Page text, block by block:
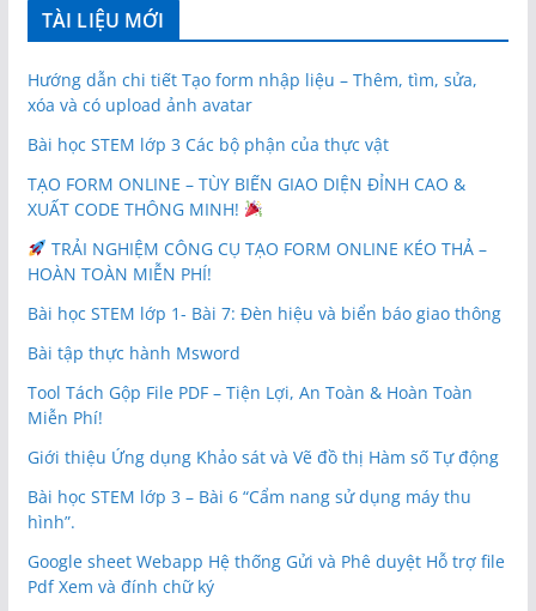
TÀI LIỆU MỚI
Hướng dẫn chi tiết Tạo form nhập liệu – Thêm, tìm, sửa,
xóa và có upload ảnh avatar
Bài học STEM lớp 3 Các bộ phận của thực vật
TẠO FORM ONLINE – TÙY BIẾN GIAO DIỆN ĐỈNH CAO &
XUẤT CODE THÔNG MINH!
TRẢI NGHIỆM CÔNG CỤ TẠO FORM ONLINE KÉO THẢ –
HOÀN TOÀN MIỄN PHÍ!
Bài học STEM lớp 1- Bài 7: Đèn hiệu và biển báo giao thông
Bài tập thực hành Msword
Tool Tách Gộp File PDF – Tiện Lợi, An Toàn & Hoàn Toàn
Miễn Phí!
Giới thiệu Ứng dụng Khảo sát và Vẽ đồ thị Hàm số Tự động
Bài học STEM lớp 3 – Bài 6 “Cẩm nang sử dụng máy thu
hình”.
Google sheet Webapp Hệ thống Gửi và Phê duyệt Hỗ trợ file
Pdf Xem và đính chữ ký